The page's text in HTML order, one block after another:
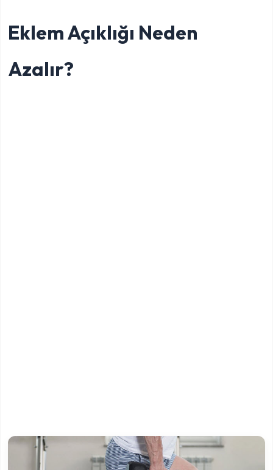
Eklem Açıklığı Neden
Azalır?